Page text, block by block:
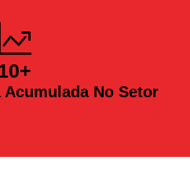
No Setor
+